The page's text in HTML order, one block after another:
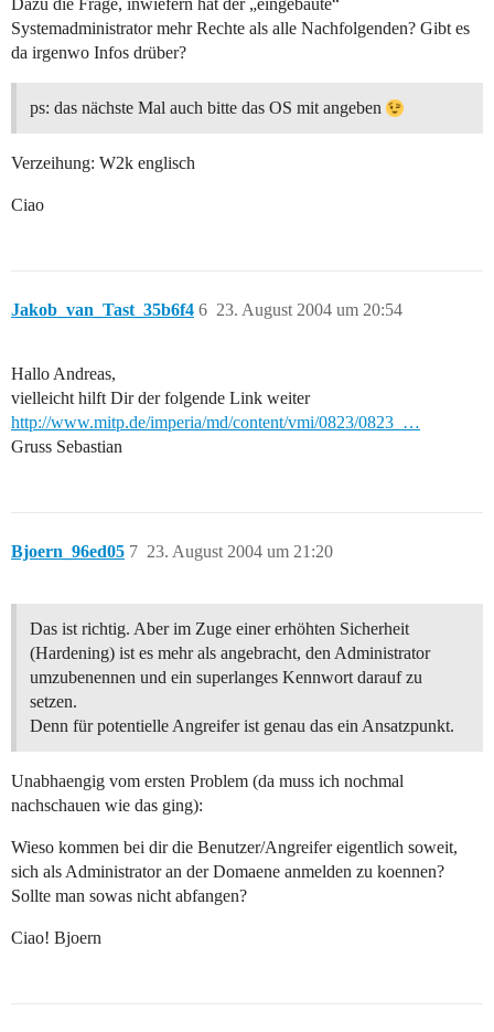
Dazu die Frage, inwiefern hat der „eingebaute“
Systemadministrator mehr Rechte als alle Nachfolgenden? Gibt es
da irgenwo Infos drüber?
ps: das nächste Mal auch bitte das OS mit angeben
Verzeihung: W2k englisch
Ciao
Jakob_van_Tast_35b6f4 23. August 2004 um 20:54
6
Hallo Andreas,
vielleicht hilft Dir der folgende Link weiter
http://www.mitp.de/imperia/md/content/vmi/0823/0823_…
Gruss Sebastian
Bjoern_96ed05 23. August 2004 um 21:20
7
Das ist richtig. Aber im Zuge einer erhöhten Sicherheit
(Hardening) ist es mehr als angebracht, den Administrator
umzubenennen und ein superlanges Kennwort darauf zu
setzen.
Denn für potentielle Angreifer ist genau das ein Ansatzpunkt.
Unabhaengig vom ersten Problem (da muss ich nochmal
nachschauen wie das ging):
Wieso kommen bei dir die Benutzer/Angreifer eigentlich soweit,
sich als Administrator an der Domaene anmelden zu koennen?
Sollte man sowas nicht abfangen?
Ciao! Bjoern